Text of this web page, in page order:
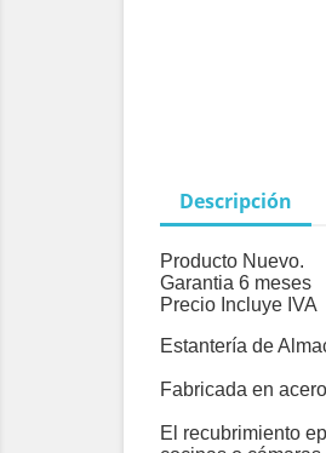
Descripción
Producto Nuevo.
Garantia 6 meses
Precio Incluye IVA
Estantería de
Fabricada en
El recubrimiento